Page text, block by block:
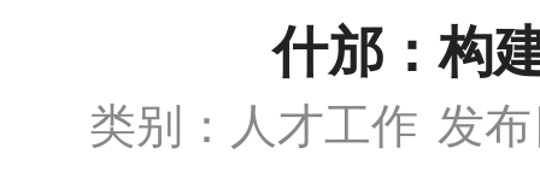
什邡：构
类别：人才工作 发